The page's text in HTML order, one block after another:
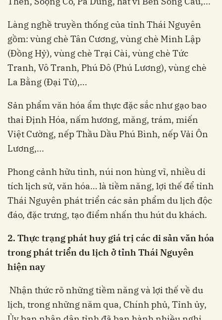
Làng nghề truyền thống của tỉnh Thái Nguyên
gồm: vùng chè Tân Cương, vùng chè Minh Lập
(Đồng Hỷ), vùng chè Trại Cài, vùng chè Tức
Tranh, Vô Tranh, Phú Đô (Phú Lương), vùng chè
La Bằng (Đại Từ),...
Sản phẩm văn hóa ẩm thực đặc sắc như gạo bao
thai Định Hóa, nấm hương, măng, trám, miến
Việt Cường, nếp Thầu Dầu Phú Bình, nếp Vải Ôn
Lương,...
Phong cảnh hữu tình, núi non hùng vĩ, nhiều di
tích lịch sử, văn hóa… là tiềm năng, lợi thế để tỉnh
Thái Nguyên phát triển các sản phẩm du lịch độc
đáo, đặc trưng, tạo điểm nhấn thu hút du khách.
2. Thực trạng phát huy giá trị các di sản văn hóa
trong phát triển du lịch ở tỉnh Thái Nguyên
hiện nay
Nhận thức rõ những tiềm năng và lợi thế về du
lịch, trong những năm qua, Chính phủ, Tỉnh ủy,